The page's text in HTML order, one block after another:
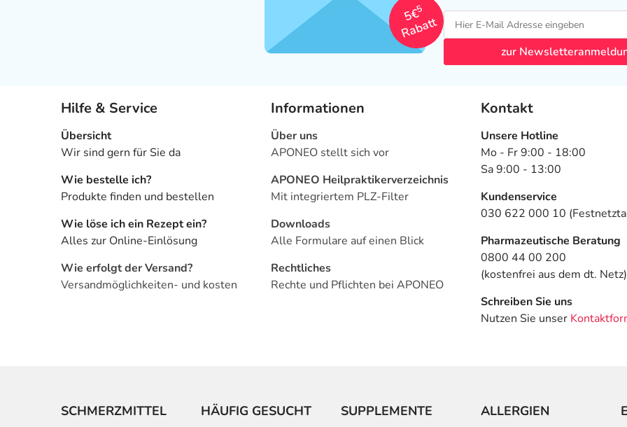
5€
5
Rabatt
zur
Hilfe & Service
Übersicht
Wir sind gern für Sie da
Wie bestelle ich?
Produkte finden und bestellen
Wie löse ich ein Rezept ein?
Alles zur Online-Einlösung
Wie erfolgt der Versand?
Versandmöglichkeiten- und kosten
Informationen
Über uns
APONEO stellt sich vor
APONEO Heilpraktikerverzeichnis
Mit integriertem PLZ-Filter
Downloads
Alle Formulare auf einen Blick
Rechtliches
Rechte und Pflichten bei APONEO
Kontakt
Unsere Hotline
Mo - Fr 9:00 - 18:00
Sa 9:00 - 13:00
Kundenservice
030 622 000 10
Pharmazeutische Beratung
0800 44 00 200
(kostenfrei aus dem dt. Netz)
Schreiben Sie uns
Nutzen Sie unser
SCHMERZMITTEL HÄUFIG GESUCHT SUPPLEMENTE ALLERGIEN